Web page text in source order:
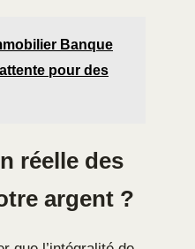
Banque
pour des
réelle des
argent ?